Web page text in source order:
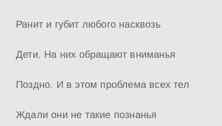
Ранит и губит любого насквозь
Дети. На них обращают вниманья
Поздно. И в этом проблема всех тел
Ждали они не такие познанья